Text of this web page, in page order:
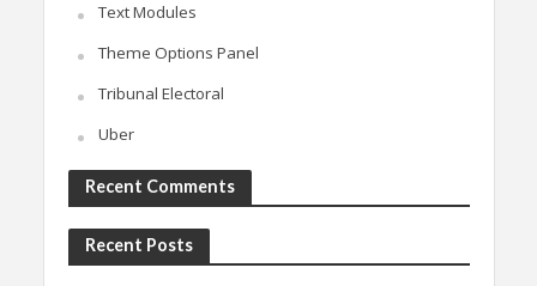
Text Modules
Theme Options Panel
Tribunal Electoral
Uber
Recent Comments
Recent Posts